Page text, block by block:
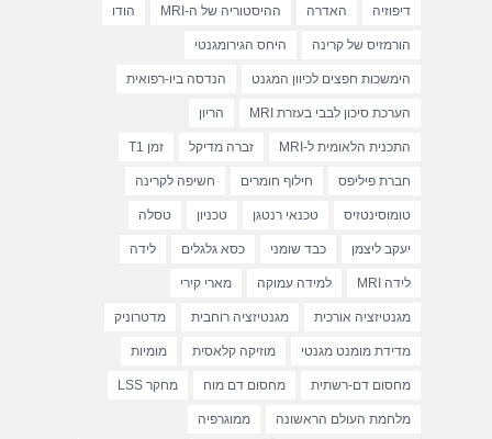
דיפוזיה האדרה ההיסטוריה של ה-MRI הודו
הורמזיס של קרינה היחס הגירומגנטי
הימשכות חפצים לכיוון המגנט הנדסה ביו-רפואית
הערכת סיכון לבבי בעזרת MRI הריון
התכנית הלאומית ל-MRI זברה מדיקל זמן T1
חברת פיליפס חילוף חומרים חשיפה לקרינה
טומוסינטזיס טכנאי רנטגן טכניון טסלה
יעקב ליצמן כבד שומני כסא גלגלים לידה
לידה MRI למידה עמוקה מארי קירי
מגנטיזציה אורכית מגנטיזציה רוחבית מדטרוניק
מדידת מומנט מגנטי מוזיקה קלאסית מומיות
מחסום דם-רשתית מחסום דם מוח מחקר LSS
מלחמת העולם הראשונה ממוגרפיה